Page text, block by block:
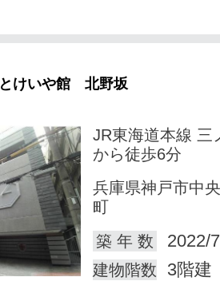
とけいや館 北野坂
JR東海道本線 三
から徒歩6分
兵庫県神戸市中
町
築 年 数
2022/
建物階数 3階建